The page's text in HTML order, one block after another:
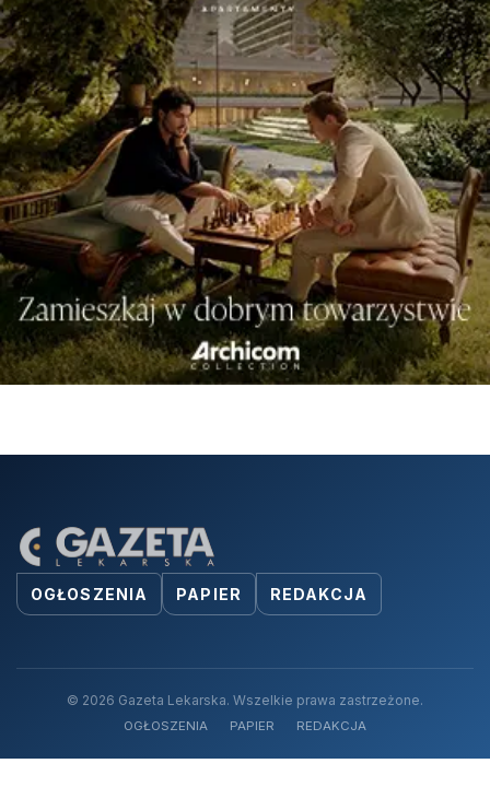
OGŁOSZENIA PAPIER REDAKCJA
© 2026 Gazeta Lekarska. Wszelkie prawa zastrzeżone.
OGŁOSZENIA PAPIER REDAKCJA